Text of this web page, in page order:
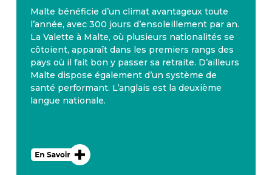
Malte bénéficie d’un climat avantageux toute
l’année, avec 300 jours d’ensoleillement par an.
La Valette à Malte, où plusieurs nationalités se
côtoient, apparaît dans les premiers rangs des
pays où il fait bon y passer sa retraite. D’ailleurs
Malte dispose également d’un système de
santé performant. L’anglais est la deuxième
langue nationale.